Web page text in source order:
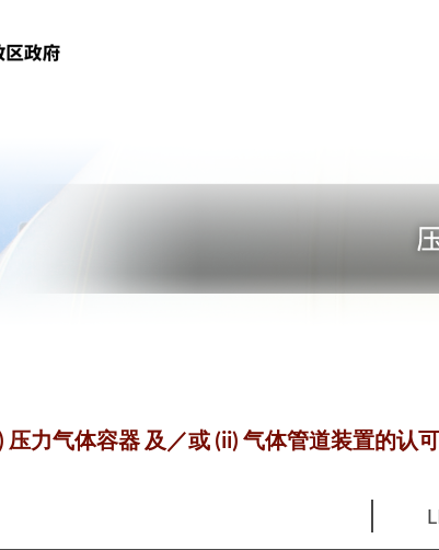
压力气体容器 及／或 (ii) 气体管道装置的认